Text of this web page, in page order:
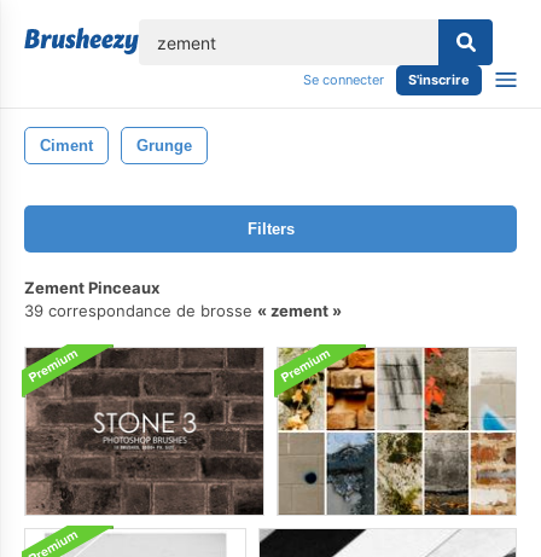
Se connecter S'inscrire
Ciment Grunge
Filters
Zement Pinceaux
39 correspondance de brosse
zement